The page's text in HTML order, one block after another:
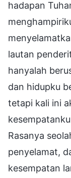
hadapan
lautan
hanyalah
dan hidupku
tetapi kali ini
Rasanya
penyelamat,
kesempatan